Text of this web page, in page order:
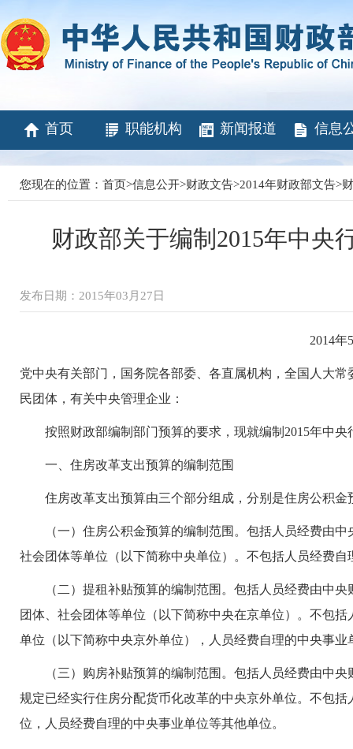
首页 职能机构 新闻报道 信息
您现在的位置： 首页>信息公开>财政文告>2014年财政部文告>
财政部关于编制2015年中央
发布日期：2015年03月27日
2014年
党中央有关部门，国务院各部委、各直属机构，全国人大
民团体，有关中央管理企业：
按照财政部编制部门预算的要求，现就编制2015年中央
一、住房改革支出预算的编制范围
住房改革支出预算由三个部分组成，分别是住房公积金
（一）住房公积金预算的编制范围。包括人员经费由中
社会团体等单位（以下简称中央单位）。不包括人员经费
（二）提租补贴预算的编制范围。包括人员经费由中央
团体、社会团体等单位（以下简称中央在京单位）。不包
单位（以下简称中央京外单位），人员经费自理的中央事业
（三）购房补贴预算的编制范围。包括人员经费由中央
规定已经实行住房分配货币化改革的中央京外单位。不包
位，人员经费自理的中央事业单位等其他单位。